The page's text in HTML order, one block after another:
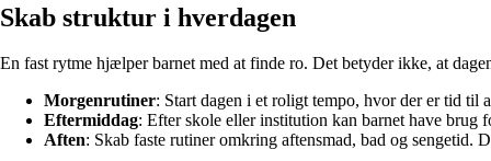
Skab struktur i hverdagen
En fast rytme hjælper barnet med at finde ro. Det betyder ikke, at
Morgenrutiner: Start dagen i et roligt tempo, hvor der er tid til
Eftermiddag: Efter skole eller institution kan barnet have brug
Aften: Skab faste rutiner omkring aftensmad, bad og sengetid.